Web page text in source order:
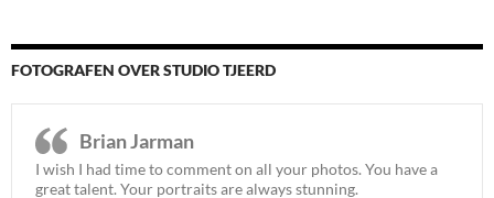
FOTOGRAFEN OVER STUDIO TJEERD
Brian Jarman
I wish I had time to comment on all your photos. You have a
great talent. Your portraits are always stunning.